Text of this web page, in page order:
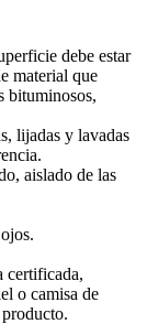
debe estar
material que
bituminosos,
lijadas y lavadas
aislado de las
certificada,
o camisa de